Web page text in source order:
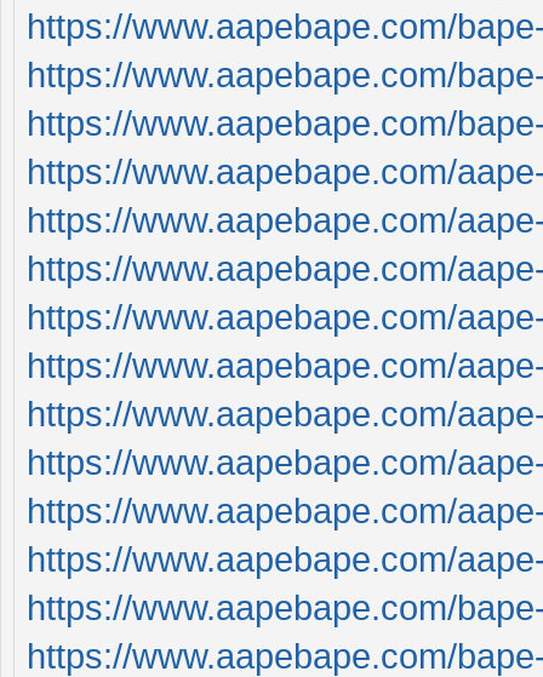
https://www.aapebape.com/
https://www.aapebape.com/
https://www.aapebape.com/
https://www.aapebape.com/
https://www.aapebape.com/
https://www.aapebape.com/
https://www.aapebape.com/
https://www.aapebape.com/
https://www.aapebape.com/
https://www.aapebape.com/
https://www.aapebape.com/
https://www.aapebape.com/
https://www.aapebape.com/
https://www.aapebape.com/